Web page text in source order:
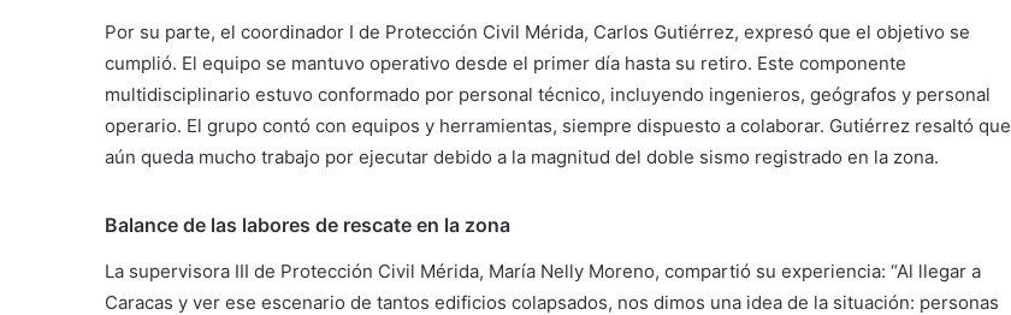
Por su parte, el coordinador I de Protección Civil Mérida, Carlos Gutiérrez, expresó que el objetivo se
cumplió. El equipo se mantuvo operativo desde el primer día hasta su retiro. Este componente
multidisciplinario estuvo conformado por personal técnico, incluyendo ingenieros, geógrafos y personal
operario. El grupo contó con equipos y herramientas, siempre dispuesto a colaborar. Gutiérrez resaltó que
aún queda mucho trabajo por ejecutar debido a la magnitud del doble sismo registrado en la zona.
Balance de las labores de rescate en la zona
La supervisora III de Protección Civil Mérida, María Nelly Moreno, compartió su experiencia: “Al llegar a
Caracas y ver ese escenario de tantos edificios colapsados, nos dimos una idea de la situación: personas